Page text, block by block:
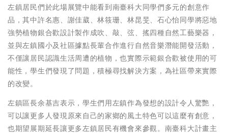
左鎮居民們於此場展覽中能看到南臺科大同學們多元的創意作
品，其中許名惠、謝佳葳、林筱珊、林昆旻、石心怡同學將惡地
強勢植物銀合歡設計製作成吹、敲、弦、搖四種自然工藝樂器，
並與左鎮國小及社區據點長輩合作進行自然音樂潛能開發活動，
不僅讓居民認識生活周遭的植物，也實際示範銀合歡被使用的可
能性，學生們發現了問題，積極尋找解決方案，為社區帶來實際
的改變。
左鎮區長余基吉表示，學生們用左鎮作為發想的設計令人驚艷，
可以讓更多人發現原來自己的家鄉的風土特色可以這麼有創意，
也期望展期延長讓更多左鎮居民有機會來參觀。南臺科大計畫主